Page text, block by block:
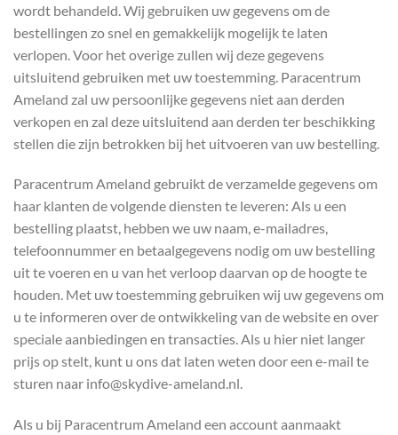
wordt behandeld. Wij gebruiken uw gegevens om de
bestellingen zo snel en gemakkelijk mogelijk te laten
verlopen. Voor het overige zullen wij deze gegevens
uitsluitend gebruiken met uw toestemming. Paracentrum
Ameland zal uw persoonlijke gegevens niet aan derden
verkopen en zal deze uitsluitend aan derden ter beschikking
stellen die zijn betrokken bij het uitvoeren van uw bestelling.
Paracentrum Ameland gebruikt de verzamelde gegevens om
haar klanten de volgende diensten te leveren: Als u een
bestelling plaatst, hebben we uw naam, e-mailadres,
telefoonnummer en betaalgegevens nodig om uw bestelling
uit te voeren en u van het verloop daarvan op de hoogte te
houden. Met uw toestemming gebruiken wij uw gegevens om
u te informeren over de ontwikkeling van de website en over
speciale aanbiedingen en transacties. Als u hier niet langer
prijs op stelt, kunt u ons dat laten weten door een e-mail te
sturen naar info@skydive-ameland.nl.
Als u bij Paracentrum Ameland een account aanmaakt